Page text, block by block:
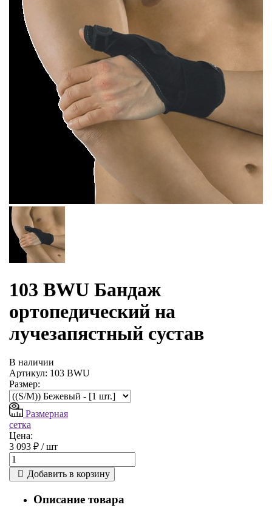
103 BWU Бандаж
ортопедический на
лучезапястный сустав
В наличии
Артикул: 103 BWU
Размер:
Размерная
сетка
Цена:
3 093 ₽ /шт
Добавить в корзину
Описание товара